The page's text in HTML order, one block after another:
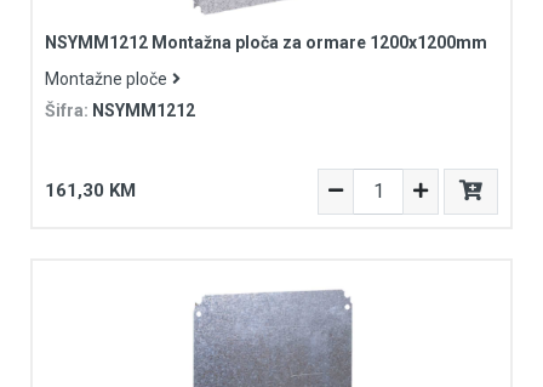
NSYMM1212 Montažna ploča za ormare 1200x1200mm
Montažne ploče
Šifra: NSYMM1212
161,30 KM